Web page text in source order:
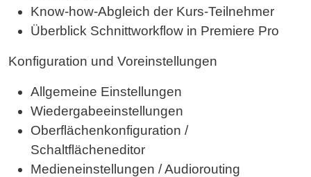
Know-how-Abgleich der Kurs-Teilnehmer
Überblick Schnittworkflow in Premiere Pro
Konfiguration und Voreinstellungen
Allgemeine Einstellungen
Wiedergabeeinstellungen
Oberflächenkonfiguration /
Schaltflächeneditor
Medieneinstellungen / Audiorouting